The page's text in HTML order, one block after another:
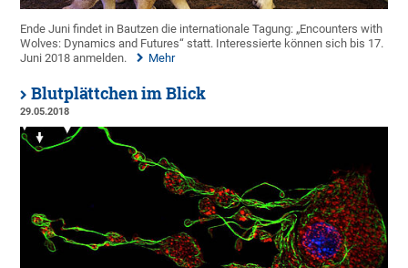
Ende Juni findet in Bautzen die internationale Tagung: „Encounters with
Wolves: Dynamics and Futures“ statt. Interessierte können sich bis 17.
Juni 2018 anmelden.
Mehr
Blutplättchen im Blick
29.05.2018